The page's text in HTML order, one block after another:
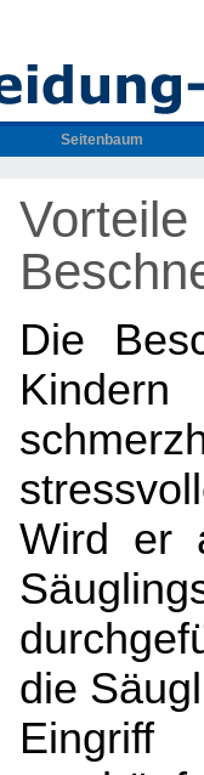
Seitenbaum
Vorteile
Die
Wird er
die